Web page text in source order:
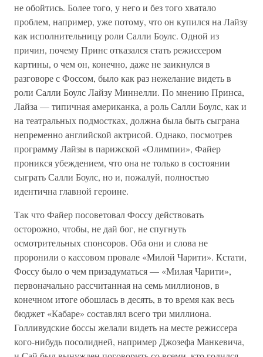
не обойтись. Более того, у него и без того хватало
проблем, например, уже потому, что он купился на Лайзу
как исполнительницу роли Салли Боулс. Одной из
причин, почему Принс отказался стать режиссером
картины, о чем он, конечно, даже не заикнулся в
разговоре с Фоссом, было как раз нежелание видеть в
роли Салли Боулс Лайзу Миннелли. По мнению Принса,
Лайза — типичная американка, а роль Салли Боулс, как и
на театральных подмостках, должна была быть сыграна
непременно английской актрисой. Однако, посмотрев
программу Лайзы в парижской «Олимпии», Файер
проникся убеждением, что она не только в состоянии
сыграть Салли Боулс, но и, пожалуй, полностью
идентична главной героине.
Так что Файер посоветовал Фоссу действовать
осторожно, чтобы, не дай бог, не спугнуть
осмотрительных спонсоров. Оба они и слова не
проронили о кассовом провале «Милой Чарити». Кстати,
Фоссу было о чем призадуматься — «Милая Чарити»,
первоначально рассчитанная на семь миллионов, в
конечном итоге обошлась в десять, в то время как весь
бюджет «Кабаре» составлял всего три миллиона.
Голливудские боссы желали видеть на месте режиссера
кого-нибудь посолидней, например Джозефа Манкевича,